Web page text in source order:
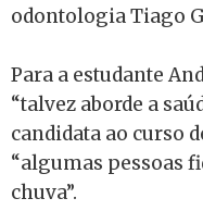
odontologia Tiago
Para a estudante
“talvez aborde a
candidata ao curso
“algumas pessoas
chuva”.